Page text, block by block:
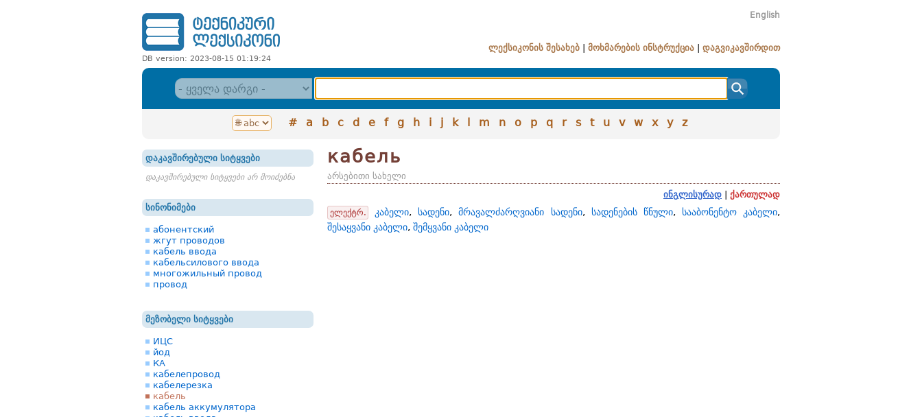
DB version: 2023-08-15 01:19:24
English
ლექსიკონის შესახებ მოხმარების ინსტრუქცია დაგვიკავშირდით
# a b c d e f g h i j k l m n o p q r s t u v w x y z
დაკავშირებული სიტყვები
დაკავშირებული სიტყვები არ მოიძებნა
სინონიმები
абонентский
жгут проводов
кабель ввода
кабельсилового ввода
многожильный провод
провод
მეზობელი სიტყვები
ИЦС
йод
КА
кабелепровод
кабелерезка
кабель
кабель аккумулятора
кабель
არსებითი სახელი
ინგლისურად
ქართულად
ელექტრ. კაბელი,სადენი,მრავალძარღვიანი სადენი, სადენების წნული, სააბონენტო კაბელი,
შესაყვანი კაბელი, შემყვანი კაბელი